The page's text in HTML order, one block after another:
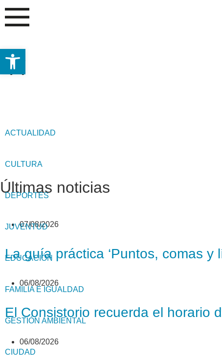
ACTUALIDAD
CULTURA
DEPORTES
JUVENTUD
EDUCACIÓN
FAMILIA E IGUALDAD
GESTIÓN AMBIENTAL
CIUDAD
Últimas noticias
07/08/2026
La guía práctica ‘Puntos, comas
06/08/2026
El Consistorio recuerda el horario
06/08/2026
Abrir barra de herramientas